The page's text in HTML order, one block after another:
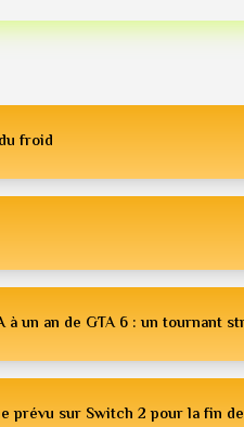
froid
à un an de GTA 6 : un tournant
prévu sur Switch 2 pour la fin de